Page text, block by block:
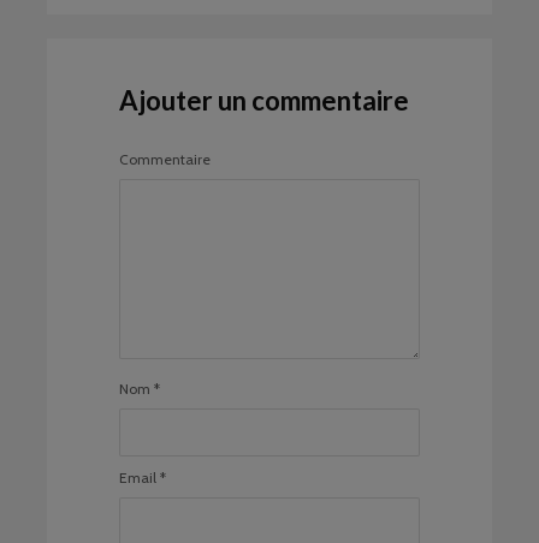
Ajouter un commentaire
Commentaire
Nom *
Email *